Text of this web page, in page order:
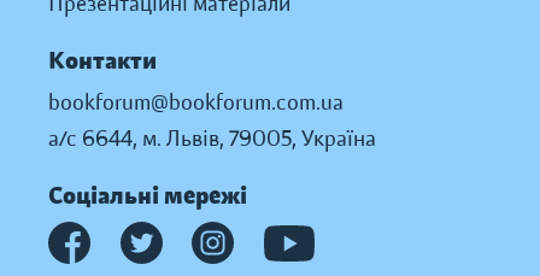
Контакти
bookforum@bookforum.com.ua
а/с 6644, м. Львів, 79005, Україна
Соціальні мережі